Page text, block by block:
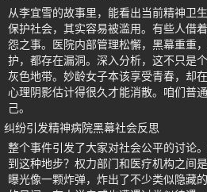
从李宜雪的故事里，能看出当前精神卫
保护社会，其实容易被滥用。有些人借
怨之事。医院内部管理松懈，黑幕重重
护，都存在漏洞。深入分析，这不只是
灰色地带。妙龄女子本该享受青春，却
心理阴影估计得很久才能消散。咱们普
己。
纠纷引发精神病院黑幕社会反思
整个事件引发了大家对社会公平的讨论
到这种地步？权力部门和医疗机构之间
曝光像一颗炸弹，炸出了不少类似隐藏